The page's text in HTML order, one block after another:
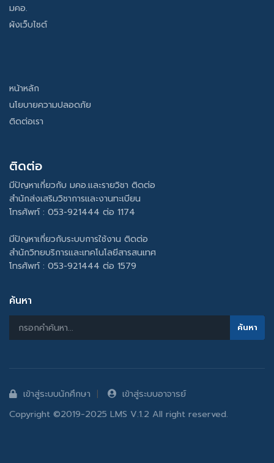
มคอ.
ผังเว็บไซต์
หน้าหลัก
นโยบายความปลอดภัย
ติดต่อเรา
ติดต่อ
มีปัญหาเกี่ยวกับ มคอ.และรายวิชา ติดต่อ
สำนักส่งเสริมวิชาการและงานทะเบียน
โทรศัพท์ : 053-921444 ต่อ 1174
มีปัญหาเกี่ยวกับระบบการใช้งาน ติดต่อ
สำนักวิทยบริการและเทคโนโลยีสารสนเทศ
โทรศัพท์ : 053-921444 ต่อ 1579
ค้นหา
เข้าสู่ระบบนักศึกษา
เข้าสู่ระบบอาจารย์
Copyright ©2019-2025 LMS V.1.2 All right reserved.